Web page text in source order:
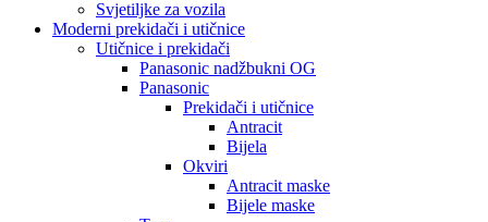
Svjetiljke za vozila
Moderni prekidači i utičnice
Utičnice i prekidači
Panasonic nadžbukni OG
Panasonic
Prekidači i utičnice
Antracit
Bijela
Okviri
Antracit maske
Bijele maske